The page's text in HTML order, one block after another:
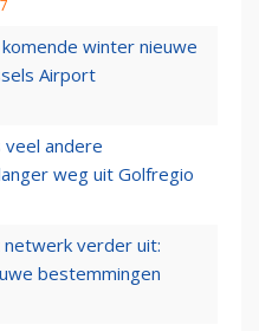
winter nieuwe
Airport
andere
weg uit Golfregio
netwerk verder uit:
bestemmingen